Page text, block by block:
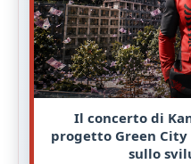
Il concerto di
progetto Green
sullo